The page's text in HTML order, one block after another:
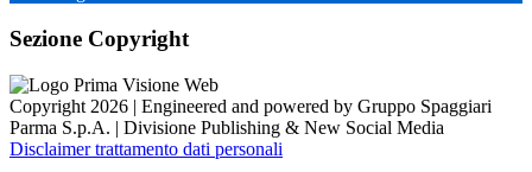
Sezione Copyright
Copyright 2026 | Engineered and powered by Gruppo Spaggiari
Parma S.p.A. | Divisione Publishing & New Social Media
Disclaimer trattamento dati personali